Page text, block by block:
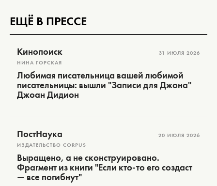
ЕЩЁ В ПРЕССЕ
Кинопоиск
НИНА ГОРСКАЯ
31 ИЮЛЯ 2026
Любимая писательница вашей любимой
писательницы: вышли "Записи для Джона"
Джоан Дидион
ПостНаука
ИЗДАТЕЛЬСТВО CORPUS
20 ИЮЛЯ 2026
Выращено, а не сконструировано.
Фрагмент из книги "Если кто-то его создаст
— все погибнут"